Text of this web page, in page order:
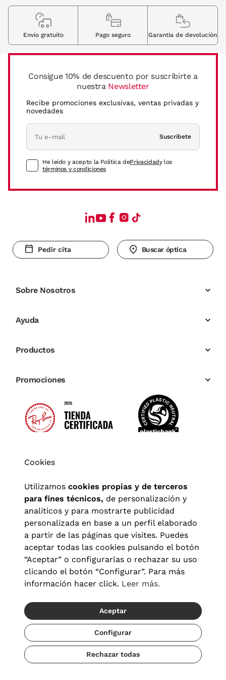
Consigue 10% de descuento por suscribirte a
nuestra Newsletter
Recibe promociones exclusivas, ventas privadas y
novedades
Suscríbete
He leído y acepto la Política dePrivacidady los
términos y condiciones
Envio gratuito Pago seguro Garantia de devolución
Pedir cita Buscar óptica
Sobre Nosotros
Ayuda
Productos
Promociones
Aviso legal| Política de privacidad Términos y condiciones
Política de cookies|Configuración de cookies
© 2026 Visionlab España
Cookies
Utilizamos cookies propias y de terceros
para fines técnicos, de personalización y
analíticos y para mostrarte publicidad
personalizada en base a un perfil elaborado
a partir de las páginas que visites. Puedes
aceptar todas las cookies pulsando el botón
“Aceptar” o configurarlas o rechazar su uso
clicando el botón “Configurar”. Para más
información hacer click. Leer más.
Aceptar
Configurar
Rechazar todas